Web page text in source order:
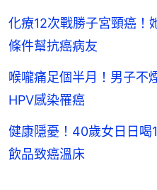
化療12次戰勝子宮頸癌
條件幫抗癌病友
喉嚨痛足個半月！男子
HPV感染罹癌
健康隱憂！40歲女日日
飲品致癌溫床